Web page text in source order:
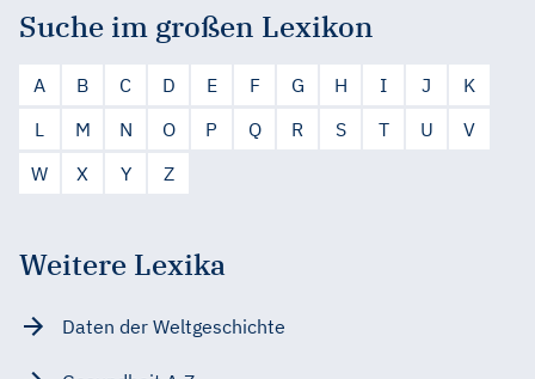
Suche im großen Lexikon
A B C D E F G H I J
K
L
M N O P Q R S T U
V
W
X Y Z
Weitere Lexika
Daten der Weltgeschichte